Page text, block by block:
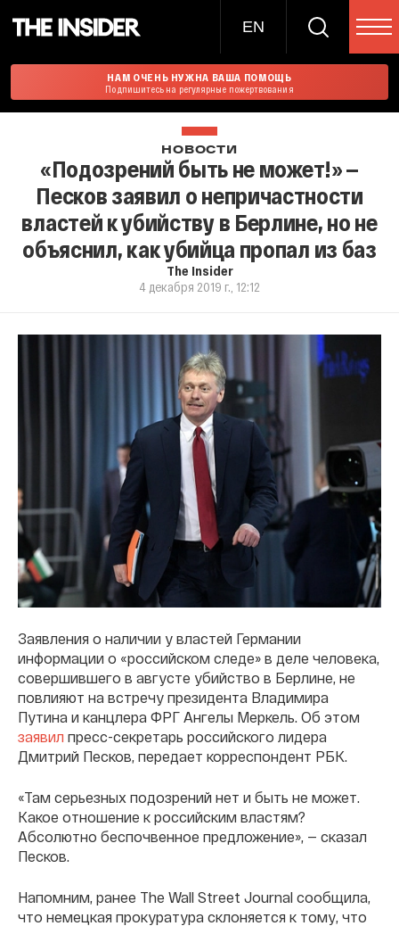
EN
НАМ ОЧЕНЬ НУЖНА ВАША ПОМОЩЬ
Подпишитесь на регулярные пожертвования
НОВОСТИ
«Подозрений быть не может!» —
Песков заявил о непричастности
властей к убийству в Берлине, но не
объяснил, как убийца пропал из баз
The Insider
4 декабря 2019 г., 12:12
Заявления о наличии у властей Германии
информации о «российском следе» в деле человека,
совершившего в августе убийство в Берлине, не
повлияют на встречу президента Владимира
Путина и канцлера ФРГ Ангелы Меркель. Об этом
заявил пресс-секретарь российского лидера
Дмитрий Песков, передает корреспондент РБК.
«Там серьезных подозрений нет и быть не может.
Какое отношение к российским властям?
Абсолютно беспочвенное предложение», — сказал
Песков.
Напомним, ранее The Wall Street Journal сообщила,
что немецкая прокуратура склоняется к тому, что